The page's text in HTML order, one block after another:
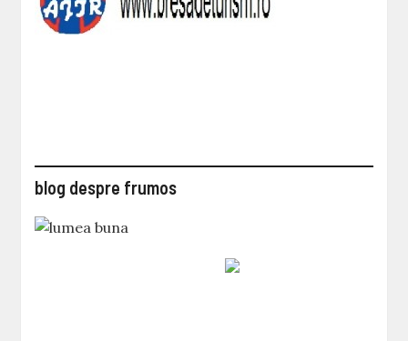
blog despre frumos